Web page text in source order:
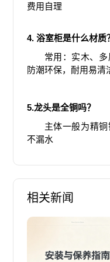
费用自理
4. 浴室柜是什么材质
常用：实木、多
防潮环保，耐用易清
5.龙头是全铜吗？
主体一般为精铜
不漏水
相关新闻